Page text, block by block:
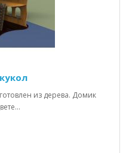
из дерева. Домик